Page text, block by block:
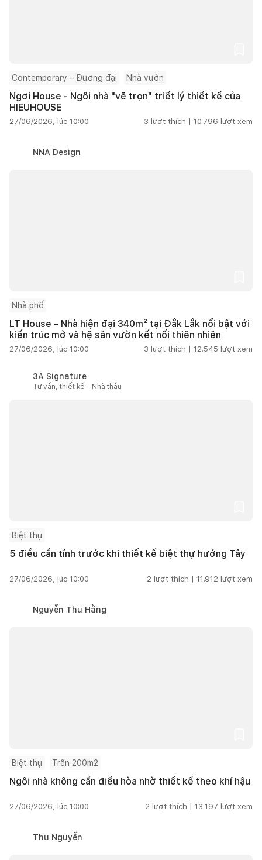
Contemporary – Đương đại Nhà vườn
Ngơi House - Ngôi nhà "vẽ trọn" triết lý thiết kế của
HIEUHOUSE
27/06/2026, lúc 10:00 3 lượt thích | 10.796 lượt xem
NNA Design
Nhà phố
LT House – Nhà hiện đại 340m² tại Đắk Lắk nổi bật với
kiến trúc mở và hệ sân vườn kết nối thiên nhiên
27/06/2026, lúc 10:00 3 lượt thích | 12.545 lượt xem
3A Signature
Tư vấn, thiết kế - Nhà thầu
Biệt thự
5 điều cần tính trước khi thiết kế biệt thự hướng Tây
27/06/2026, lúc 10:00 2 lượt thích | 11.912 lượt xem
Nguyễn Thu Hằng
Biệt thự Trên 200m2
Ngôi nhà không cần điều hòa nhờ thiết kế theo khí hậu
27/06/2026, lúc 10:00 2 lượt thích | 13.197 lượt xem
Thu Nguyễn